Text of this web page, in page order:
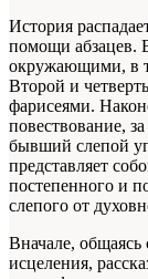
История
помощи абзацев.
окружающими, в
Второй и
фарисеями.
повествование,
бывший слепой
представляет
постепенного и
слепого от
Вначале, общаясь
исцеления,